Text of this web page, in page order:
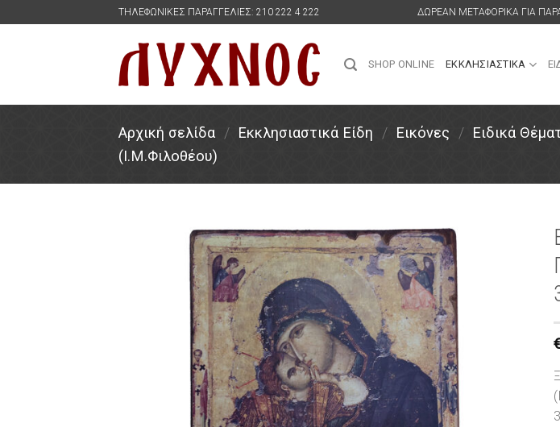
ΤΗΛΕΦΩΝΙΚΕΣ ΠΑΡΑΓΓΕΛΙΕΣ: 210 222 4 222 ΔΩΡΕΑΝ ΜΕΤΑΦΟΡΙΚΑ ΓΙΑ
SHOP ONLINE ΕΚΚΛΗΣΙΑΣΤΙΚΑ
Αρχική σελίδα / Εκκλησιαστικά Είδη / Εικόνες / Ειδικά
(Ι.Μ.Φιλοθέου)